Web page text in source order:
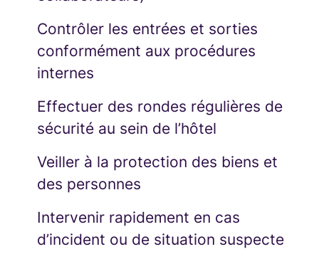
Contrôler les entrées et sorties
conformément aux procédures
internes
Effectuer des rondes régulières de
sécurité au sein de l’hôtel
Veiller à la protection des biens et
des personnes
Intervenir rapidement en cas
d’incident ou de situation suspecte